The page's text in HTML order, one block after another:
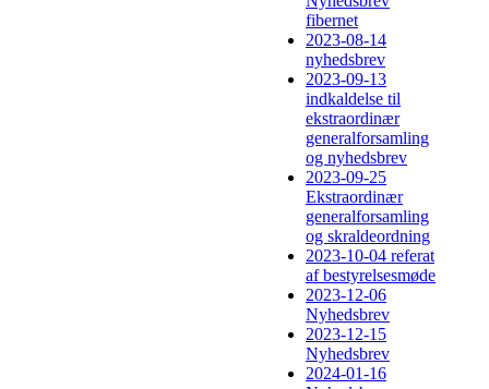
fibernet
2023-08-14
nyhedsbrev
2023-09-13
indkaldelse til
ekstraordinær
generalforsamling
og nyhedsbrev
2023-09-25
Ekstraordinær
generalforsamling
og skraldeordning
2023-10-04 referat
af bestyrelsesmøde
2023-12-06
Nyhedsbrev
2023-12-15
Nyhedsbrev
2024-01-16